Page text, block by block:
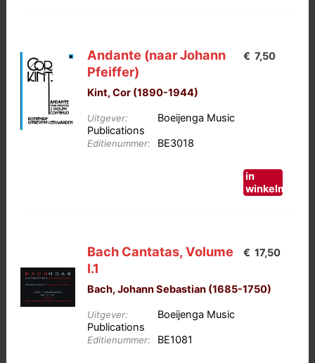
Deze
optie
kan
worden
op
Andante (naar Johann
Pfeiffer)
Kint, Cor (1890-1944)
Uitgever:
Boeijenga Music
Publications
Editienummer: BE3018
€ 7,50
in
winkelmand
Bach Cantatas, Volume
I.1
Bach, Johann Sebastian (1685-1750)
Uitgever:
Boeijenga Music
Publications
Editienummer: BE1081
€ 17,50